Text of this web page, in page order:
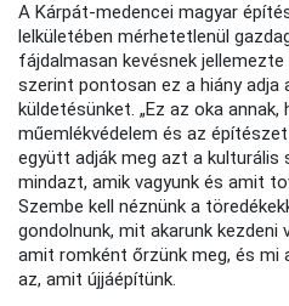
A Kárpát-medencei magyar
lelkületében mérhetetlenül
fájdalmasan kevésnek jellemezte
szerint pontosan ez a hiány adja
küldetésünket. „Ez az oka annak,
műemlékvédelem és az
együtt adják meg azt a kulturális
mindazt, amik vagyunk és amit
Szembe kell néznünk a
gondolnunk, mit akarunk kezdeni
amit romként őrzünk meg, és mi
az, amit újjáépítünk.